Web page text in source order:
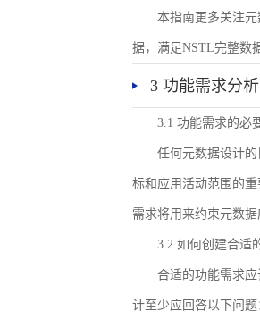
本指南更多关注
据，满足NSTL完整数
3 功能需求分析
3.1 功能需求的必
任何元数据设计
标和应用活动范围的
需求将用来约束元数
3.2 如何创建合适
合适的功能需求
计至少应回答以下问题